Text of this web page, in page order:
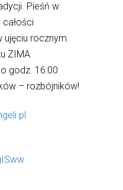
Pieśń w
całości
ujęciu rocznym.
ZIMA
godz. 16:00
– rozbójników!